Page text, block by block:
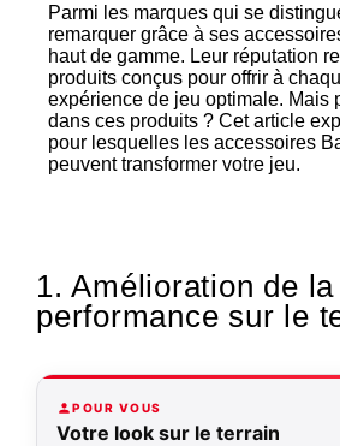
Parmi les marques qui se
remarquer grâce à ses
haut de gamme. Leur réputation
produits conçus pour offrir à
expérience de jeu optimale. Mais
dans ces produits ? Cet article
pour lesquelles les accessoires
peuvent transformer votre jeu.
1. Amélioration de la
performance sur le
POUR VOUS
Votre look sur le terrain